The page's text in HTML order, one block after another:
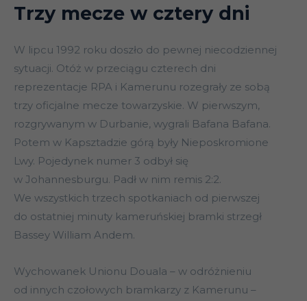
Trzy mecze w cztery dni
W lipcu 1992 roku doszło do pewnej niecodziennej
sytuacji. Otóż w przeciągu czterech dni
reprezentacje RPA i Kamerunu rozegrały ze sobą
trzy oficjalne mecze towarzyskie. W pierwszym,
rozgrywanym w Durbanie, wygrali Bafana Bafana.
Potem w Kapsztadzie górą były Nieposkromione
Lwy. Pojedynek numer 3 odbył się
w Johannesburgu. Padł w nim remis 2:2.
We wszystkich trzech spotkaniach od pierwszej
do ostatniej minuty kameruńskiej bramki strzegł
Bassey William Andem.
Wychowanek Unionu Douala – w odróżnieniu
od innych czołowych bramkarzy z Kamerunu –